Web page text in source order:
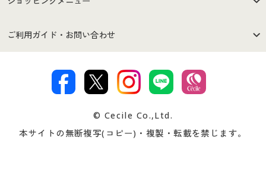
セシールご利用規約
著作権・商標について 会社案内
商品カテゴリ
プレゼント＆キャンペーン サイトマップ
ご利用ガイド・お問い合わせ
交換・返品は お支払は
ついて
忘れの場合
© Cecile Co.,Ltd.
本サイトの無断複写(コピー)・複製・転載を禁じます。